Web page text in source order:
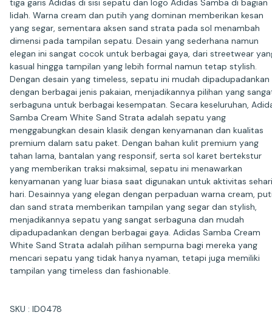
tiga garis Adidas di sisi sepatu dan logo Adidas Samba di bagian
lidah. Warna cream dan putih yang dominan memberikan kesan
yang segar, sementara aksen sand strata pada sol menambah
dimensi pada tampilan sepatu. Desain yang sederhana namun
elegan ini sangat cocok untuk berbagai gaya, dari streetwear
kasual hingga tampilan yang lebih formal namun tetap stylish.
Dengan desain yang timeless, sepatu ini mudah dipadupadankan
dengan berbagai jenis pakaian, menjadikannya pilihan yang
serbaguna untuk berbagai kesempatan. Secara keseluruhan,
Samba Cream White Sand Strata adalah sepatu yang
menggabungkan desain klasik dengan kenyamanan dan kualitas
premium dalam satu paket. Dengan bahan kulit premium yang
tahan lama, bantalan yang responsif, serta sol karet bertekstur
yang memberikan traksi maksimal, sepatu ini menawarkan
kenyamanan yang luar biasa saat digunakan untuk aktivitas
hari. Desainnya yang elegan dengan perpaduan warna cream,
dan sand strata memberikan tampilan yang segar dan stylish,
menjadikannya sepatu yang sangat serbaguna dan mudah
dipadupadankan dengan berbagai gaya. Adidas Samba Cream
White Sand Strata adalah pilihan sempurna bagi mereka yang
mencari sepatu yang tidak hanya nyaman, tetapi juga memiliki
tampilan yang timeless dan fashionable.
SKU : ID0478